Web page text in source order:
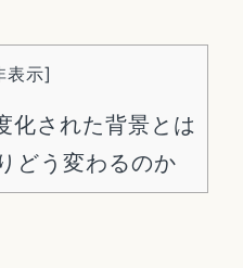
表示]
化された背景とは
どう変わるのか